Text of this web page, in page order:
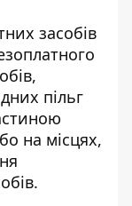
засобів
пільг
на місцях,